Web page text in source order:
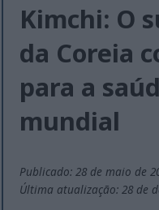
Kimchi: O
da Coreia
para a
mundial
Publicado: 28 de maio de
Última atualização: 28 de